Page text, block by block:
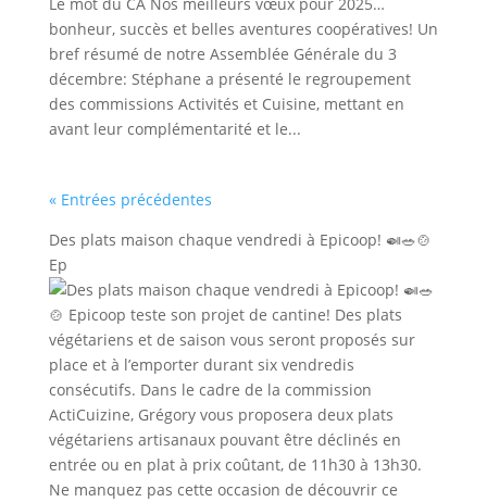
bonheur, succès et belles aventures coopératives! Un
bref résumé de notre Assemblée Générale du 3
décembre: Stéphane a présenté le regroupement
des commissions Activités et Cuisine, mettant en
avant leur complémentarité et le...
« Entrées précédentes
Des plats maison chaque vendredi à Epicoop! 🍛🥗🍲
Ep